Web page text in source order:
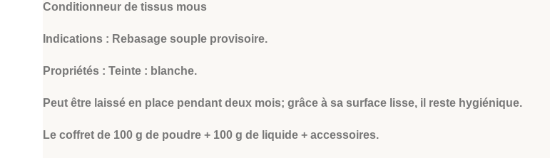
Conditionneur de tissus mous
Indications : Rebasage souple provisoire.
Propriétés : Teinte : blanche.
Peut être laissé en place pendant deux mois; grâce à sa surface lisse, il reste hygiénique.
Le coffret de 100 g de poudre + 100 g de liquide + accessoires.